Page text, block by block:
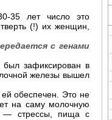
35 лет число это
(!) их женщин,
с генами
зафиксирован в
железы вышел
обеспечен. Это не
на саму молочную
— стрессы, пища с